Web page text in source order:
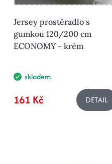
Jersey prostěradlo s
gumkou 120/200 cm
ECONOMY - krém
skladem
161 Kč DETAIL